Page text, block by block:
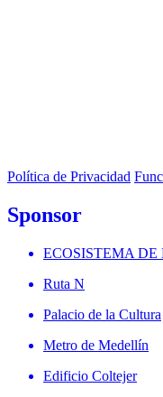
Política de Privacidad
Sponsor
ECOSISTEMA
Ruta N
Palacio de la Cultura
Metro de Medellín
Edificio Coltejer